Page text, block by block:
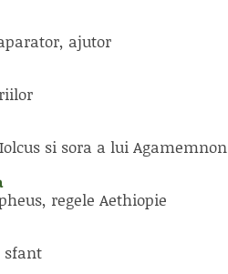
ajutor
si sora a lui Agamemnon
regele Aethiopie
sfant